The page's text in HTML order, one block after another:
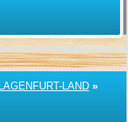
LAND »